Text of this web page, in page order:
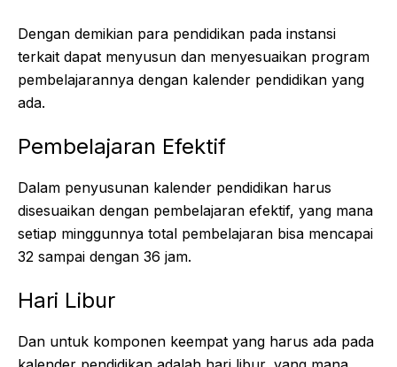
Dengan demikian para pendidikan pada instansi
terkait dapat menyusun dan menyesuaikan program
pembelajarannya dengan kalender pendidikan yang
ada.
Pembelajaran Efektif
Dalam penyusunan kalender pendidikan harus
disesuaikan dengan pembelajaran efektif, yang mana
setiap minggunnya total pembelajaran bisa mencapai
32 sampai dengan 36 jam.
Hari Libur
Dan untuk komponen keempat yang harus ada pada